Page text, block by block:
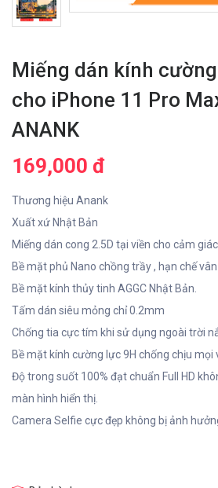
Miếng dán kính
cho iPhone 11 Pro
ANANK
169,000 đ
Thương hiệu Anank
Xuất xứ Nhật Bản
Miếng dán cong 2.5D tại viền cho cảm
Bề mặt phủ Nano chồng trầy , hạn chế
Bề mặt kính thủy tinh AGGC Nhật Bản.
Tấm dán siêu mỏng chỉ 0.2mm
Chống tia cực tím khi sử dụng ngoài trời
Bề mặt kính cường lực 9H chống chịu mọi
Độ trong suốt 100% đạt chuẩn Full HD
màn hình hiển thị.
Camera Selfie cực đẹp không bị ảnh